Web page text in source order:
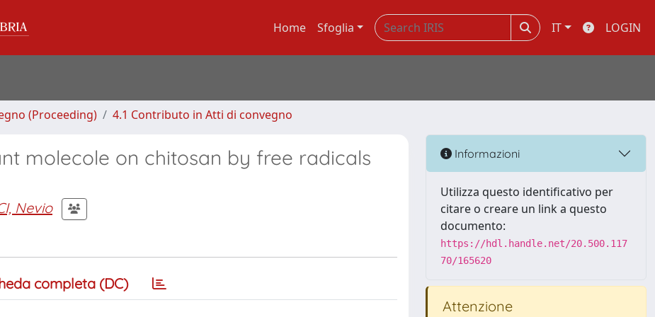
Home Sfoglia IT LOGIN
(Proceeding) 4.1 Contributo in Atti di convegno
molecole on chitosan by free radicals
Nevio
completa (DC)
Informazioni
Utilizza questo identificativo per
citare o creare un link a questo
documento:
https://hdl.handle.net/20.500.117
70/165620
Attenzione